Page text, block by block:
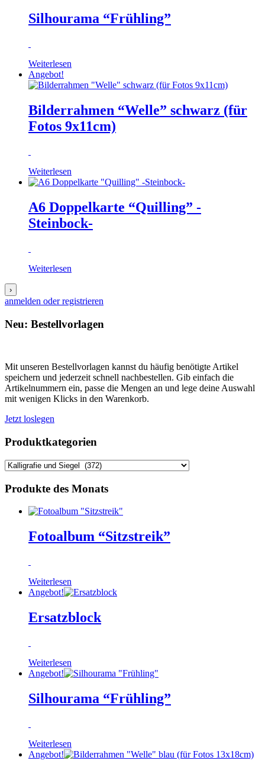
Silhourama “Frühling”
Weiterlesen
Angebot!
Bilderrahmen “Welle” schwarz (für
Fotos 9x11cm)
Weiterlesen
A6 Doppelkarte “Quilling” -
Steinbock-
Weiterlesen
›
anmelden oder registrieren
Neu: Bestellvorlagen
Mit unseren Bestellvorlagen kannst du häufig benötigte Artikel
speichern und jederzeit schnell nachbestellen. Gib einfach die
Artikelnummern ein, passe die Mengen an und lege deine Auswahl
mit wenigen Klicks in den Warenkorb.
Jetzt loslegen
Produktkategorien
Produkte des Monats
Fotoalbum “Sitzstreik”
Weiterlesen
Angebot!
Ersatzblock
Weiterlesen
Angebot!
Silhourama “Frühling”
Weiterlesen
Angebot!